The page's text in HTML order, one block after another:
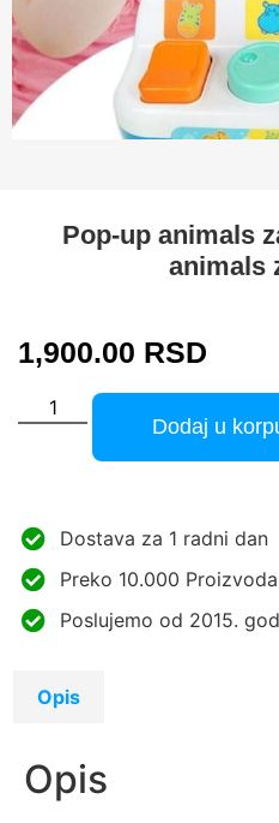
Pop-up animals
animals
1,900.00 RSD
Dodaj u
Dostava za 1 radni dan
Preko 10.000
Poslujemo od 2015.
Opis
Opis